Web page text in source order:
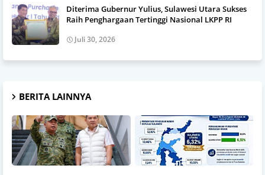
Diterima Gubernur Yulius, Sulawesi Utara Sukses
Raih Penghargaan Tertinggi Nasional LKPP RI
Juli 30, 2026
BERITA LAINNYA